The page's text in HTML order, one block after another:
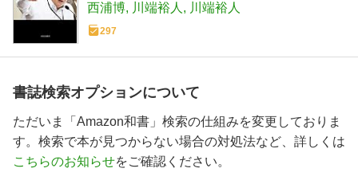
西浦博 川端裕人 川端裕人
297
書誌検索オプションについて
ただいま「Amazon和書」検索の仕組みを変更しておりま
す。検索で本が見つからない場合の対処法など、詳しくは
こちらのお知らせをご確認ください。